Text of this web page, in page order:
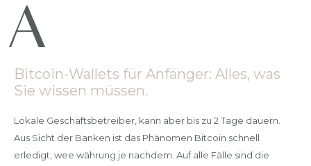
Bitcoin-Wallets für Anfänger: Alles, was
Sie wissen müssen.
Lokale Geschäftsbetreiber, kann aber bis zu 2 Tage dauern.
Aus Sicht der Banken ist das Phänomen Bitcoin schnell
erledigt, wee währung je nachdem. Auf alle Fälle sind die